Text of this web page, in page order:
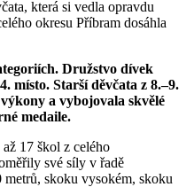
která si vedla opravdu
okresu Příbram dosáhla
Družstvo dívek
místo. Starší děvčata z 8.–9.
a vybojovala skvělé
medaile.
17 škol z celého
své síly v řadě
skoku vysokém, skoku